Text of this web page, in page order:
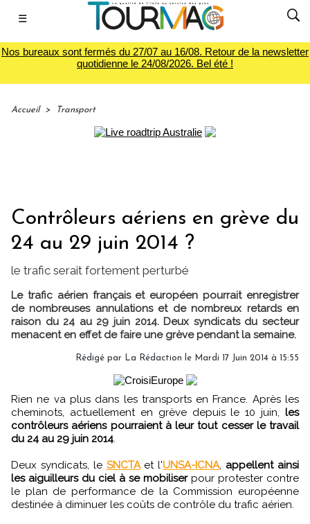
☰
Nos bureaux sont fermés du 27/07 au 16/08. Retour de la newsletter
quotidienne le 24/08/2026. Bel été !
Accueil > Transport
Contrôleurs aériens en grève du
24 au 29 juin 2014 ?
le trafic serait fortement perturbé
Le trafic aérien français et européen pourrait enregistrer
de nombreuses annulations et de nombreux retards en
raison du 24 au 29 juin 2014. Deux syndicats du secteur
menacent en effet de faire une grève pendant la semaine.
Rédigé par La Rédaction le Mardi 17 Juin 2014 à 15:55
Rien ne va plus dans les transports en France. Après les
cheminots, actuellement en grève depuis le 10 juin, les
contrôleurs aériens pourraient à leur tout cesser le travail
du 24 au 29 juin 2014.
Deux syndicats, le SNCTAet l'UNSA-ICNA, appellent ainsi
les aiguilleurs du ciel à se mobiliserpour protester contre
le plan de performance de la Commission européenne
destinée à diminuer les coûts de contrôle du trafic aérien.